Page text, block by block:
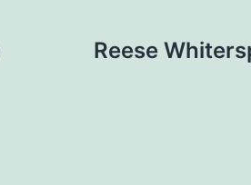
Reese